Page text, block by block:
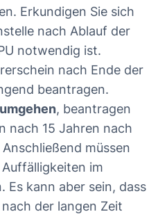
Erkundigen Sie sich
nach Ablauf der
notwendig ist.
nach Ende der
beantragen.
, beantragen
nach 15 Jahren nach
müssen
im
Es kann aber sein, dass
der langen Zeit